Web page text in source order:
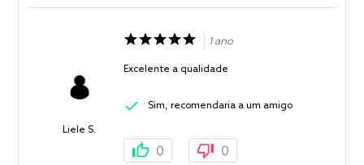
Liele S.
1 ano
Excelente a qualidade
Sim, recomendaria a um amigo
0 0